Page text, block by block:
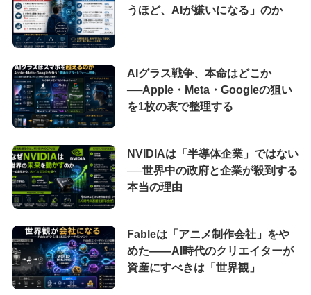
うほど、AIが嫌いになる」のか
AIグラス戦争、本命はどこか
──Apple・Meta・Googleの狙い
を1枚の表で整理する
NVIDIAは「半導体企業」ではない
──世界中の政府と企業が殺到する
本当の理由
Fableは「アニメ制作会社」をや
めた――AI時代のクリエイターが
資産にすべきは「世界観」